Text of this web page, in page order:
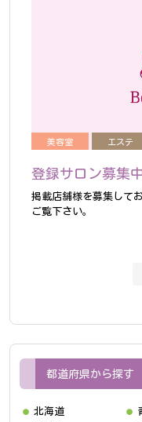
美容室 エステ
登録サロン募集
掲載店舗様を募集して
ご覧下さい。
都道府県から探す
北海道